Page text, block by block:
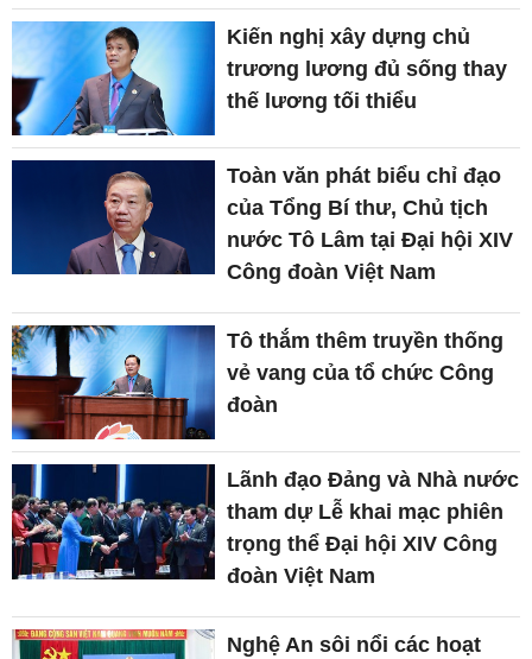
Kiến nghị xây dựng chủ
trương lương đủ sống thay
thế lương tối thiểu
Toàn văn phát biểu chỉ đạo
của Tổng Bí thư, Chủ tịch
nước Tô Lâm tại Đại hội XIV
Công đoàn Việt Nam
Tô thắm thêm truyền thống
vẻ vang của tổ chức Công
đoàn
Lãnh đạo Đảng và Nhà nước
tham dự Lễ khai mạc phiên
trọng thể Đại hội XIV Công
đoàn Việt Nam
Nghệ An sôi nổi các hoạt